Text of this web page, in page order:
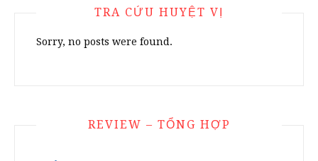
TRA CỨU HUYỆT VỊ
Sorry, no posts were found.
REVIEW – TỔNG HỢP